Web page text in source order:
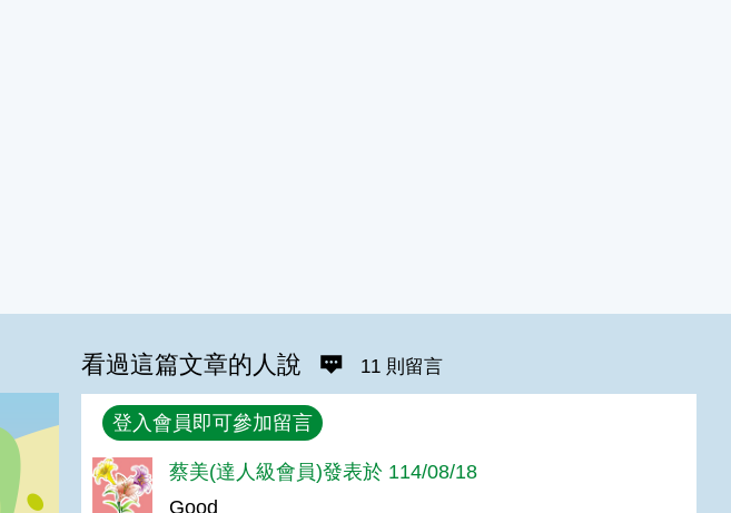
看過這篇文章的人說 11 則留言
回覆
登入會員即可參加留言
蔡美(達人級會員)發表於 114/08/18
Good